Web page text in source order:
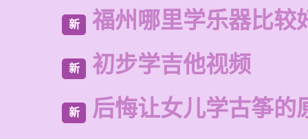
新 福州哪里学乐器比较
新 初步学吉他视频
新 后悔让女儿学古筝的